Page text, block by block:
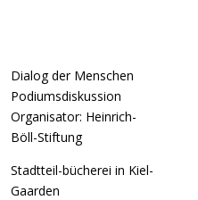
Dialog der Menschen
Podiumsdiskussion
Organisator: Heinrich-
Böll-Stiftung
Stadtteil-bücherei in Kiel-
Gaarden